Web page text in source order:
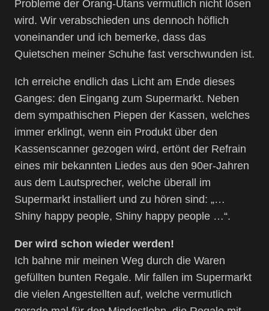
Probleme der Orang-Utans vermutlich nicht lösen
wird. Wir verabschieden uns dennoch höflich
voneinander und ich bemerke, dass das
Quietschen meiner Schuhe fast verschwunden ist.
Ich erreiche endlich das Licht am Ende dieses
Ganges: den Eingang zum Supermarkt. Neben
dem sympathischen Piepen der Kassen, welches
immer erklingt, wenn ein Produkt über den
Kassenscanner gezogen wird, ertönt der Refrain
eines mir bekannten Liedes aus den 90er-Jahren
aus dem Lautsprecher, welche überall im
Supermarkt installiert und zu hören sind: „…
Shiny happy people, Shiny happy people …“.
Der wird schon wieder werden!
Ich bahne mir meinen Weg durch die Waren
gefüllten bunten Regale. Mir fallen im Supermarkt
die vielen Angestellten auf, welche vermutlich